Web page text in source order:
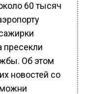
60 тысяч
пресекли
Об этом
новостей со